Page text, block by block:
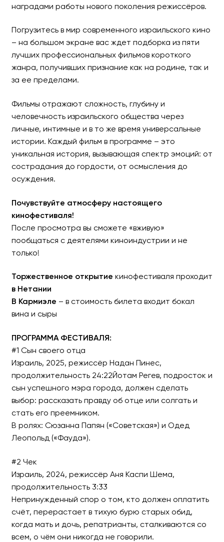
субтитрами!
наградами работы нового поколения режиссёров.
Погрузитесь в мир современного израильского кино
– на большом экране вас ждет подборка из пяти
лучших профессиональных фильмов короткого
жанра, получивших признание как на родине, так и
за ее пределами.
Фильмы отражают сложность, глубину и
человечность израильского общества через
личные, интимные и в то же время универсальные
истории. Каждый фильм в программе – это
уникальная история, вызывающая спектр эмоций: от
сострадания до гордости, от осмысления до
осуждения.
Почувствуйте атмосферу настоящего
кинофестиваля!
После просмотра вы сможете «вживую»
пообщаться с деятелями киноиндустрии и не
только!
Торжественное открытие кинофестиваля проходит
в Нетании
В Кармиэле – в стоимость билета входит бокал
вина и сыры
ПРОГРАММА ФЕСТИВАЛЯ:
#1 Сын своего отца
Израиль, 2025, режиссёр Надан Пинес,
продолжительность 24:22Йотам Регев, подросток и
сын успешного мэра города, должен сделать
выбор: рассказать правду об отце или солгать и
стать его преемником.
В ролях: Сюзанна Папян («Советская») и Одед
Леопольд («Фауда»).
#2 Чек
Израиль, 2024, режиссёр Аня Каспи Шема,
продолжительность 3:33
Непринужденный спор о том, кто должен оплатить
счёт, перерастает в тихую бурю старых обид,
когда мать и дочь, репатрианты, сталкиваются со
всем, о чём они никогда не говорили.